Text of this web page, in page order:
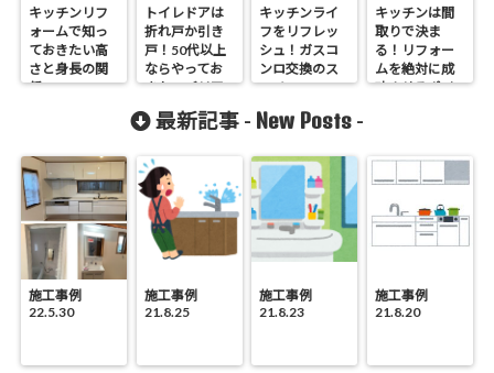
キッチンリフ
ォームで知っ
ておきたい高
さと身長の関
係
トイレドアは
折れ戸か引き
戸！50代以上
ならやってお
きたいバリア
キッチンライ
フをリフレッ
シュ！ガスコ
ンロ交換のス
スメ
キッチンは間
取りで決ま
る！リフォー
ムを絶対に成
功させるポイ
最新記事 - New Posts -
施工事例
22.5.30
施工事例
21.8.25
施工事例
21.8.23
施工事例
21.8.20